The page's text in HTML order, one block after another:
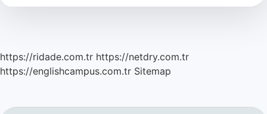
https://ridade.com.tr https://netdry.com.tr
https://englishcampus.com.tr Sitemap